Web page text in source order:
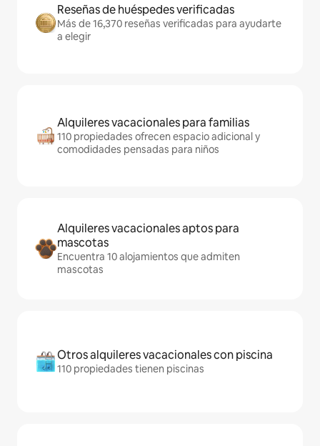
Reseñas de huéspedes verificadas
Más de 16,370 reseñas verificadas para ayudarte
a elegir
Alquileres vacacionales para familias
110 propiedades ofrecen espacio adicional y
comodidades pensadas para niños
Alquileres vacacionales aptos para
mascotas
Encuentra 10 alojamientos que admiten
mascotas
Otros alquileres vacacionales con piscina
110 propiedades tienen piscinas